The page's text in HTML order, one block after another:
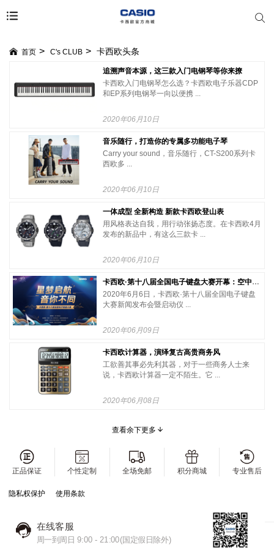
首页 C's CLUB 卡西欧头条
追溯声音本源，这三款入门电钢琴等你来撩
卡西欧入门电钢琴怎么选？卡西欧电子乐器CDP
和EP系列电钢琴一向以便携 ...
2020年06月10日
音乐随行，打造你的专属多功能电子琴
Carry your sound，音乐随行，CT-S200系列卡
西欧多 ...
2020年06月10日
一体成型 全新构造 新款卡西欧登山表
用风格表达自我，用行动张扬态度。在卡西欧4月
发布的新品中，有这么三款卡 ...
2020年06月10日
卡西欧·第十八届全国电子键盘大赛开幕：空中舞台正式启动
2020年6月6日，卡西欧·第十八届全国电子键盘
大赛新闻发布会暨启动仪 ...
2020年06月09日
卡西欧计算器，演绎复古高贵商务风
工欲善其事必先利其器，对于一些商务人士来
说，卡西欧计算器一定不陌生。它 ...
2020年06月08日
查看余下更多
正品保证 个性定制 全场免邮 积分商城 专业售后
隐私权保护 使用条款
在线客服
周一到周日 9:00 - 21:00(国定假日除外)